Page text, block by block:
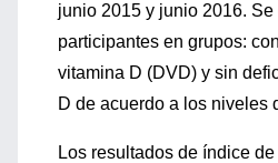
junio 2015 y junio 2016.
participantes en grupos:
vitamina D (DVD) y sin
D de acuerdo a los niveles
Los resultados de índice